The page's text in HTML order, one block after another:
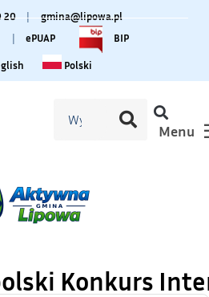
20 |
gmina@lipowa.pl
| ePUAP
BIP
language to English
Zmiana języka na polski
Polski
Menu
Konkurs